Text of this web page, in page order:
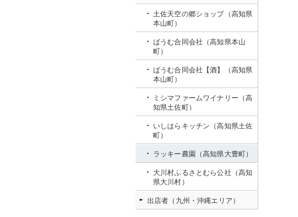
土佐天空の郷ショップ（高知県
本山町）
ばうむ合同会社（高知県本山
町）
ばうむ合同会社【酒】（高知県
本山町）
ミシマファームワイナリー（高
知県土佐町）
いしはらキッチン（高知県土佐
町）
ラッキー農園（高知県大豊町）
大川村ふるさとむら公社（高知
県大川村）
出店者（九州・沖縄エリア）